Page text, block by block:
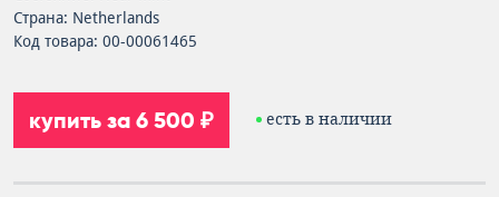
Страна: Netherlands
Код товара: 00-00061465
купить за 6 500 ₽ есть в наличии